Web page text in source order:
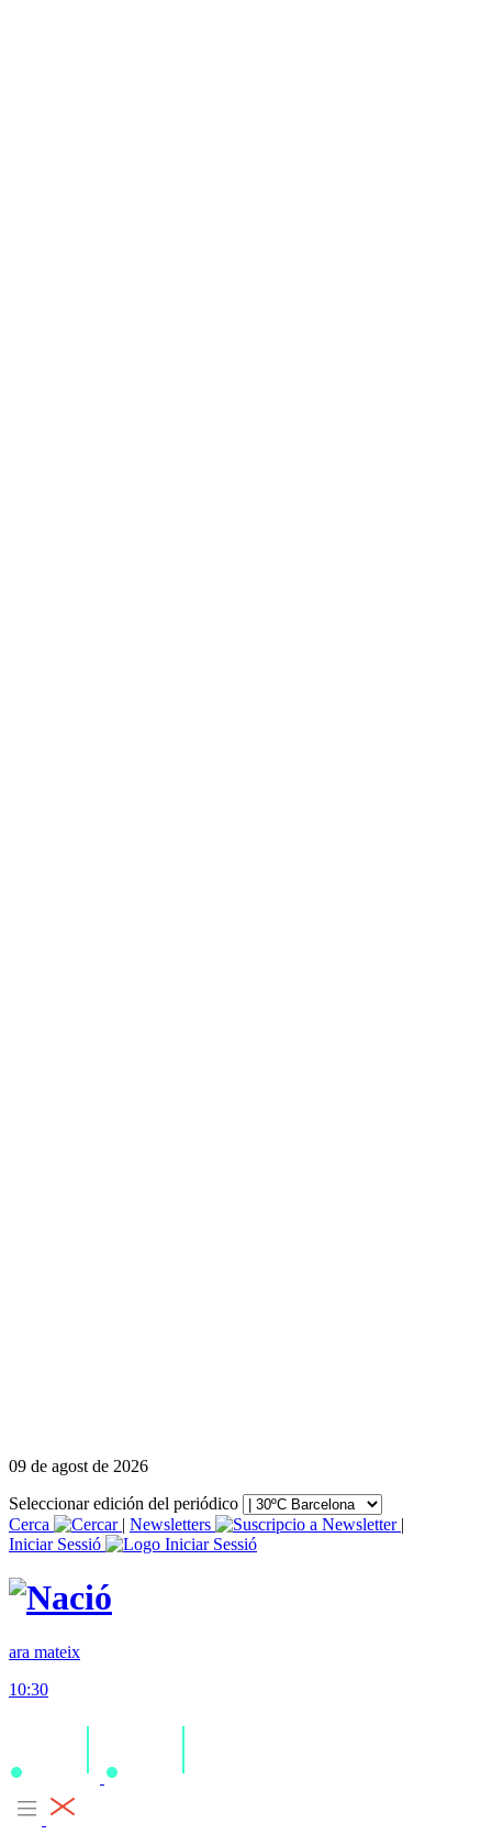
09 de agost de 2026
Seleccionar edición del periódico
Cerca
| Newsletters
|
Iniciar Sessió
ara mateix
10:30